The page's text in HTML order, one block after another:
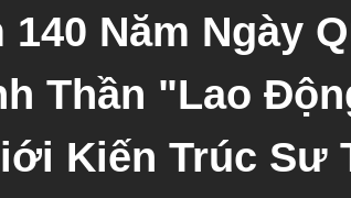
Năm Ngày
Thần "Lao
Kiến Trúc Sư